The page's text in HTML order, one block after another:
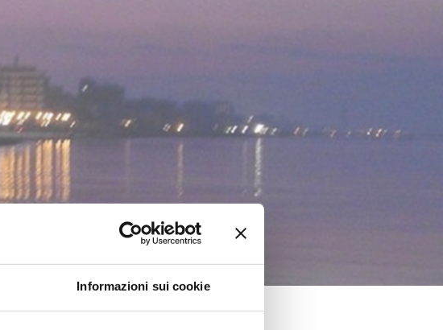
Informazioni sui cookie